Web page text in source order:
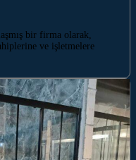
bir firma olarak,
ve işletmelere